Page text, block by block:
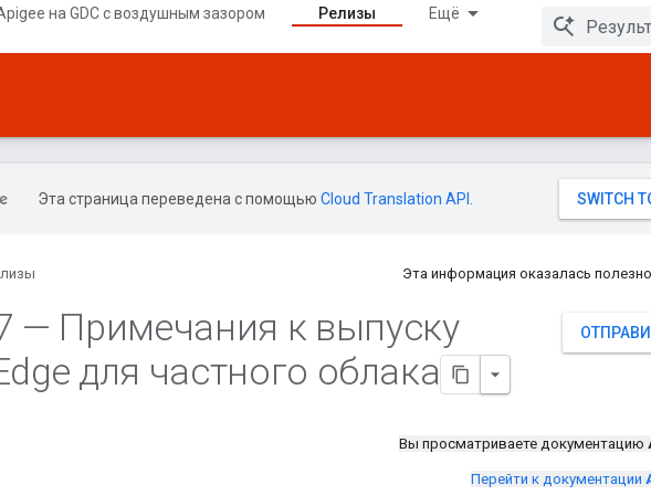
на GDC с воздушным зазором Релизы Ещё
Эта страница переведена с помощью Cloud Translation API
Эта информация оказалась
— Примечания к выпуску
для частного облака
Вы просматриваете документацию
Перейти к документации